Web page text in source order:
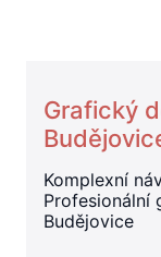
Grafický
Komplexní
Profesionální
Budějovice